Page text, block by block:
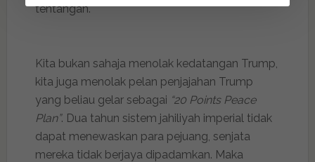
tentangan.
Kita bukan sahaja menolak kedatangan Trump,
kita juga menolak pelan penjajahan Trump
yang beliau gelar sebagai “20 Points Peace
Plan”. Dua tahun sistem jahiliyah imperial tidak
dapat menewaskan para pejuang, senjata
mereka tidak berjaya dipadamkan. Maka